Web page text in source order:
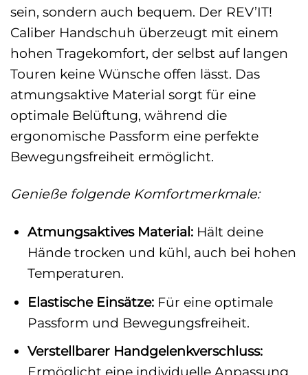
sein, sondern auch bequem. Der REV’IT!
Caliber Handschuh überzeugt mit einem
hohen Tragekomfort, der selbst auf langen
Touren keine Wünsche offen lässt. Das
atmungsaktive Material sorgt für eine
optimale Belüftung, während die
ergonomische Passform eine perfekte
Bewegungsfreiheit ermöglicht.
Genieße folgende Komfortmerkmale:
Atmungsaktives Material:Hält deine
Hände trocken und kühl, auch bei hohen
Temperaturen.
Elastische Einsätze:Für eine optimale
Passform und Bewegungsfreiheit.
Verstellbarer Handgelenkverschluss: